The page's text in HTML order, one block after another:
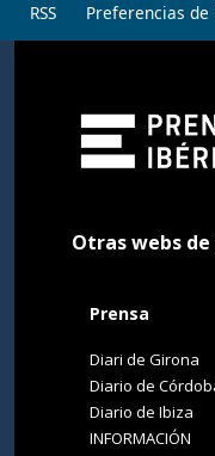
RSS Preferencias de
Otras webs
Prensa
Diari de Girona
Diario de
Diario de Ibiza
INFORMACIÓN